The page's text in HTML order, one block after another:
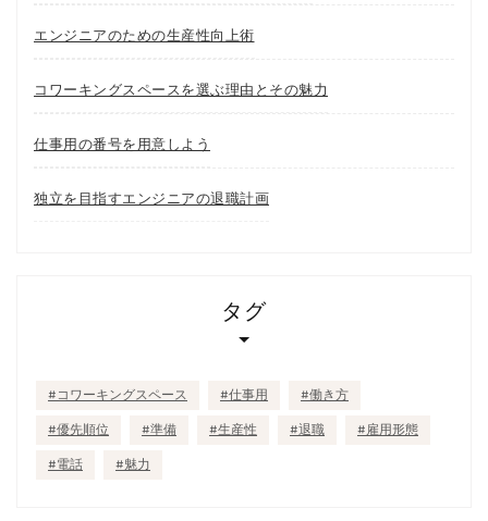
エンジニアのための生産性向上術
コワーキングスペースを選ぶ理由とその魅力
仕事用の番号を用意しよう
独立を目指すエンジニアの退職計画
タグ
コワーキングスペース 仕事用 働き方
優先順位 準備 生産性 退職 雇用形態
電話 魅力